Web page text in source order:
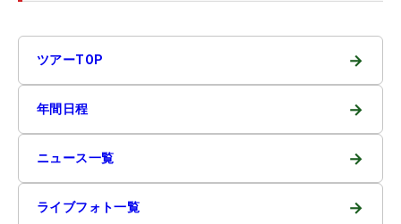
ツアーTOP →
年間日程 →
ニュース一覧 →
ライブフォト一覧 →